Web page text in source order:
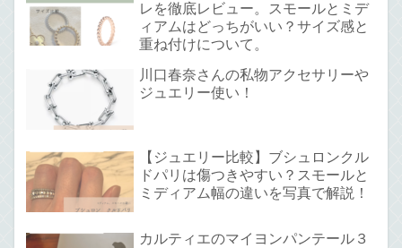
レを徹底レビュー。スモールとミデ
ィアムはどっちがいい？サイズ感と
重ね付けについて。
川口春奈さんの私物アクセサリーや
ジュエリー使い！
【ジュエリー比較】ブシュロンクル
ドパリは傷つきやすい？スモールと
ミディアム幅の違いを写真で解説！
カルティエのマイヨンパンテール３